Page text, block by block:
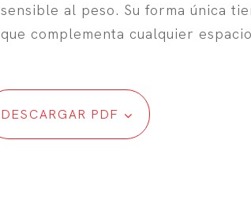
sensible al peso. Su forma única
que complementa cualquier
DESCARGAR PDF